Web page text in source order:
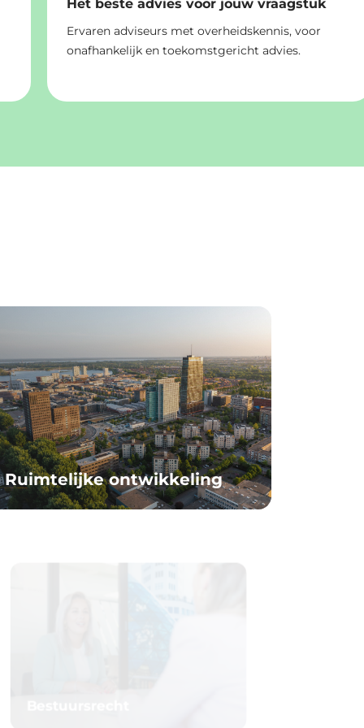
Het beste advies voor jouw vraagstuk
Ervaren adviseurs met overheidskennis, voor
onafhankelijk en toekomstgericht advies.
Ruimtelijke ontwikkeling